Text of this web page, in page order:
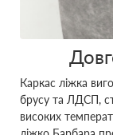
Каркас ліжка
брусу та ЛДСП,
високих